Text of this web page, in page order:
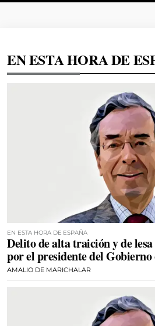
EN ESTA HORA DE
EN ESTA HORA DE ESPAÑA
Delito de alta traición y de
por el presidente del Gobierno
AMALIO DE MARICHALAR